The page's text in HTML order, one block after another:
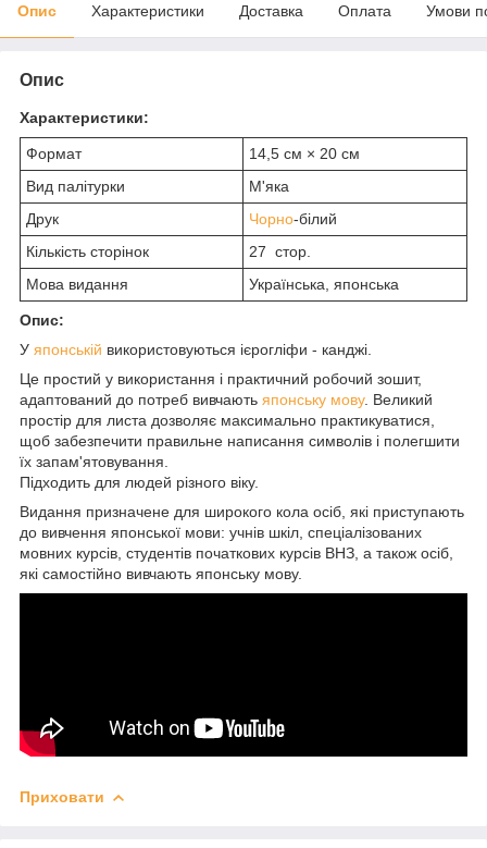
Опис Характеристики Доставка Оплата Умови
Опис
Характеристики:
Формат
14,5 см × 20 см
Вид палітурки
М'яка
Друк
Чорно-білий
Кількість сторінок
27 стор.
Мова видання
Українська, японська
Опис:
У японській використовуються ієрогліфи - канджі.
Це простий у використання і практичний робочий зошит,
адаптований до потреб вивчають японську мову. Великий
простір для листа дозволяє максимально практикуватися,
щоб забезпечити правильне написання символів і полегшити
їх запам'ятовування.
Підходить для людей різного віку.
Видання призначене для широкого кола осіб, які приступають
до вивчення японської мови: учнів шкіл, спеціалізованих
мовних курсів, студентів початкових курсів ВНЗ, а також осіб,
які самостійно вивчають японську мову.
Приховати